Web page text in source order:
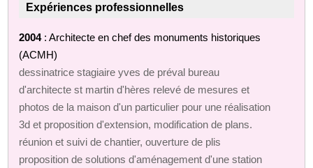
Expériences professionnelles
2004: Architecte en chef des monuments historiques
(ACMH)
dessinatrice stagiaire yves de préval bureau
d'architecte st martin d'hères relevé de mesures et
photos de la maison d'un particulier pour une réalisation
3d et proposition d'extension, modification de plans.
réunion et suivi de chantier, ouverture de plis
proposition de solutions d'aménagement d'une station